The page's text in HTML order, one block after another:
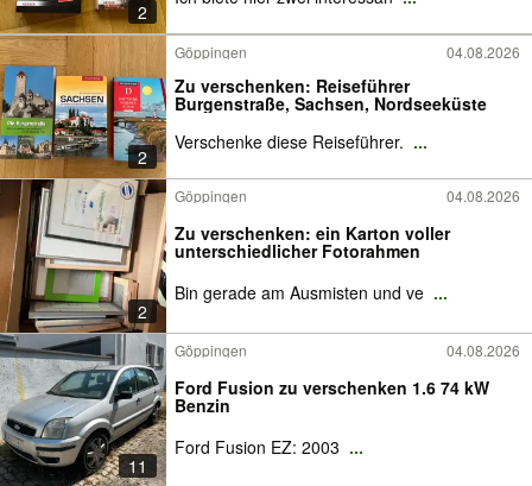
2
2
Göppingen 04.08.2026
Zu verschenken: Reiseführer
Burgenstraße, Sachsen, Nordseeküste
Verschenke diese Reiseführer. ...
2
Göppingen 04.08.2026
Zu verschenken: ein Karton voller
unterschiedlicher Fotorahmen
Bin gerade am Ausmisten und ve ...
11
Göppingen 04.08.2026
Ford Fusion zu verschenken 1.6 74 kW
Benzin
Ford Fusion EZ: 2003 ...